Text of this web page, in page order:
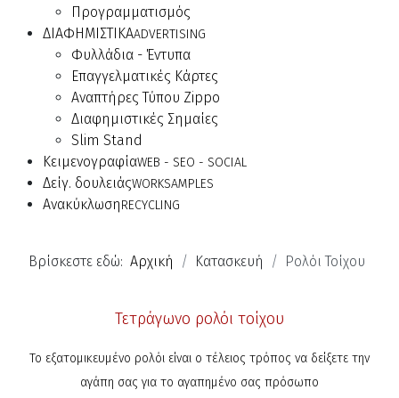
Προγραμματισμός
ΔΙΑΦΗΜΙΣΤΙΚΑADVERTISING
Φυλλάδια - Έντυπα
Επαγγελματικές Κάρτες
Αναπτήρες Τύπου Zippo
Διαφημιστικές Σημαίες
Slim Stand
ΚειμενογραφίαWEB - SEO - SOCIAL
Δείγ. δουλειάςWORKSAMPLES
ΑνακύκλωσηRECYCLING
Βρίσκεστε εδώ: Αρχική Κατασκευή Ρολόι Τοίχου
Τετράγωνο ρολόι τοίχου
Το εξατομικευμένο ρολόι είναι ο τέλειος τρόπος να δείξετε την
αγάπη σας για το αγαπημένο σας πρόσωπο